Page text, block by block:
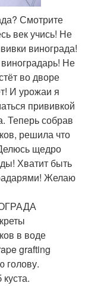
Смотрите
век учись! Не
винограда!
Не
во дворе
И урожаи я
прививкой
Теперь собрав
решила что
щедро
Хватит быть
Желаю
в воде
grafting
голову.